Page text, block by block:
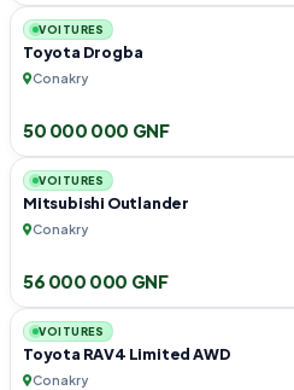
VOITURES
Toyota Drogba
Conakry
50 000 000 GNF
VOITURES
Mitsubishi Outlander
Conakry
56 000 000 GNF
VOITURES
Toyota RAV4 Limited AWD
Conakry